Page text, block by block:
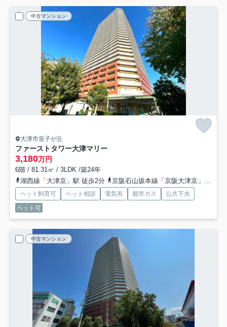
中古マンション
大津市皇子が丘
ファーストタワー大津マリー
3,180万円
6階 / 81.31㎡ / 3LDK /築24年
湖西線「大津京」駅 徒歩2分
京阪石山坂本線「京阪大津京」駅 徒歩4分
ペット飼育可 ペット相談 電気有 都市ガス
公共下水
ペット可
中古マンション